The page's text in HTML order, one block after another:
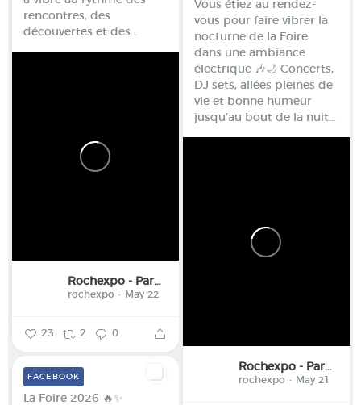
rencontres, des
découvertes et des...
Rochexpo - Parc des Expositions de la Haute-Savoie
rochexpo May 22
23 2 0
Vous étiez au rendez-
vous pour faire vibrer la
nocturne de la Foire
dans une ambiance
électrique 🎶🌙 Concerts,
DJ sets, allées pleines de
vie et bonne humeur
jusqu’au bout de la nuit...
Rochexpo - Parc des Expositions de la Haute-Savoie
rochexpo May 21
La Foire 2026 🔥✨
FACEBOOK